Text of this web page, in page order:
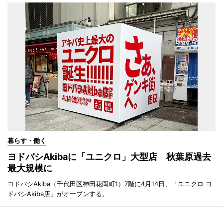
暮らす・働く
ヨドバシAkibaに「ユニクロ」大型店 秋葉原過去
最大規模に
ヨドバシAkiba（千代田区神田花岡町1）7階に4月14日、「ユニクロ ヨ
ドバシAkiba店」がオープンする。